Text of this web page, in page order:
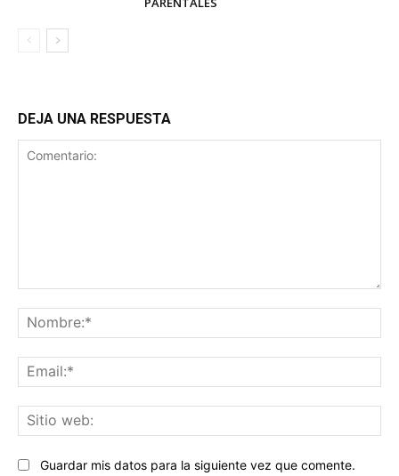
DEJA UNA RESPUESTA
Guardar mis datos para la siguiente vez que comente.